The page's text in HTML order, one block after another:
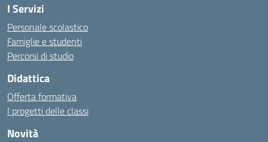
I Servizi
Personale scolastico
Famiglie e studenti
Percorsi di studio
Didattica
Offerta formativa
I progetti delle classi
Novità